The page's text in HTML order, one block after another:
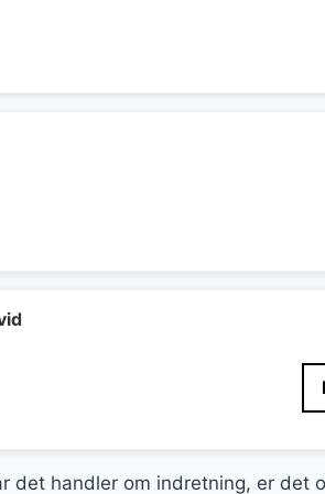
kr..
kr..
det handler om indretning, er det